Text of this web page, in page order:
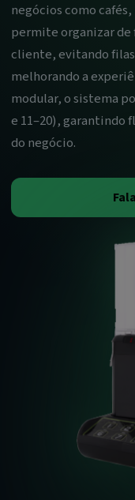
negócios como
permite organizar
cliente, evitando filas
melhorando a
modular, o sistema
e 11–20), garantindo
do negócio.